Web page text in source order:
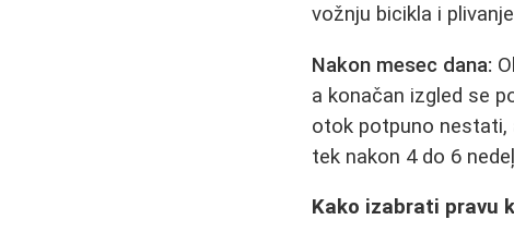
vožnju bicikla i
Nakon mesec dana:
a konačan izgled se
otok potpuno nestati,
tek nakon 4 do 6
Kako izabrati pravu